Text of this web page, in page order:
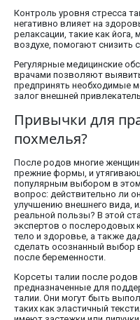
Контроль уровня стресса
негативно влияет на
релаксации, такие как
воздухе, помогают снизить
Регулярные медицинские
врачами позволяют
предпринять необходимые
залог внешней
Привычки для
похмелья?
После родов многие
прежние формы, и
популярным выбором в
вопрос: действительно ли
улучшению внешнего вида,
реальной пользы? В этой
экспертов о послеродовых
тело и здоровье, а также
сделать осознанный выбор
после беременности.
Корсеты талии после родов
предназначенные для
талии. Они могут быть
таких как эластичный